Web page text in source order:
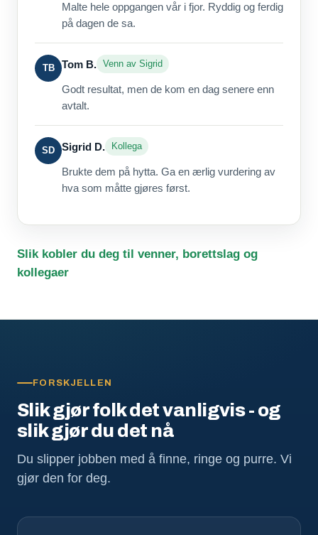
Malte hele oppgangen vår i fjor. Ryddig og ferdig
på dagen de sa.
TB Tom B. Venn av Sigrid
Godt resultat, men de kom en dag senere enn
avtalt.
SD Sigrid D. Kollega
Brukte dem på hytta. Ga en ærlig vurdering av
hva som måtte gjøres først.
Slik kobler du deg til venner, borettslag og
kollegaer
FORSKJELLEN
Slik gjør folk det vanligvis - og
slik gjør du det nå
Du slipper jobben med å finne, ringe og purre. Vi
gjør den for deg.